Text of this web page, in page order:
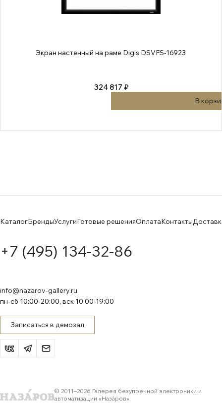
Экран настенный на раме Digis DSVFS-16923
324 817 ₽
В
КаталогБрендыУслугиГотовые решенияОплатаКонтакты
+7 (495) 134-32-86
info@nazarov-gallery.ru
пн-сб 10:00-20:00, вск 10:00-19:00
Записаться в демозал
© 2011–2026 Галерея безупречной электроники и
автоматизации «Назáров»